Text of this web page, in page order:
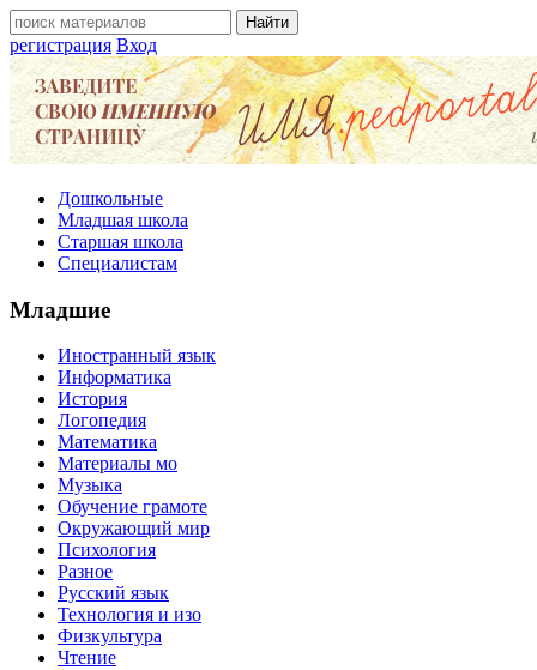
регистрация Вход
Дошкольные
Младшая школа
Старшая школа
Специалистам
Младшие
Иностранный язык
Информатика
История
Логопедия
Математика
Материалы мо
Музыка
Обучение грамоте
Окружающий мир
Психология
Разное
Русский язык
Технология и изо
Физкультура
Чтение